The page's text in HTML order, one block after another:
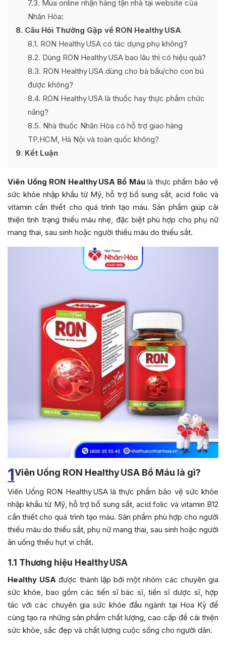
7.3
Mua online nhận hàng tận nhà tại website của
Nhân Hòa:
8 Câu Hỏi Thường Gặp về RON Healthy USA
8.1 RON Healthy USA có tác dụng phụ không?
8.2 Dùng RON Healthy USA bao lâu thì có hiệu quả?
8.3 RON Healthy USA dùng cho bà bầu/cho con bú
được không?
8.4 RON Healthy USA là thuốc hay thực phẩm chức
năng?
8.5 Nhà thuốc Nhân Hòa có hỗ trợ giao hàng
TP.HCM, Hà Nội và toàn quốc không?
9 Kết Luận
Viên Uống RON Healthy USA Bổ Máulà thực phẩm bảo vệ
sức khỏe nhập khẩu từ Mỹ, hỗ trợ bổ sung sắt, acid folic và
vitamin cần thiết cho quá trình tạo máu. Sản phẩm giúp cải
thiện tình trạng thiếu máu nhẹ, đặc biệt phù hợp cho phụ nữ
mang thai, sau sinh hoặc người thiếu máu do thiếu sắt.
1Viên Uống RON Healthy USA Bổ Máu là gì?
Viên Uống RON Healthy USA là thực phẩm bảo vệ sức khỏe
nhập khẩu từ Mỹ, hỗ trợ bổ sung sắt, acid folic và vitamin B12
cần thiết cho quá trình tạo máu. Sản phẩm phù hợp cho người
thiếu máu do thiếu sắt, phụ nữ mang thai, sau sinh hoặc người
ăn uống thiếu hụt vi chất.
1.1 Thương hiệu Healthy USA
Healthy USA được thành lập bởi một nhóm các chuyên gia
sức khỏe, bao gồm các tiến sĩ bác sĩ, tiến sĩ dược sĩ, hợp
tác với các chuyên gia sức khỏe đầu ngành tại Hoa Kỳ để
cùng tạo ra những sản phẩm chất lượng, cao cấp để cải thiện
sức khỏe, sắc đẹp và chất lượng cuộc sống cho người dân.